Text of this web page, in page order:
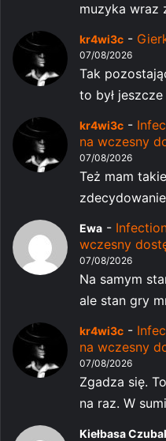
muzyka wraz
kr4wi3c -
07/08/2026
Tak
to był jeszcze
kr4wi3c -
na wczesny
07/08/2026
Też mam
Ewa -
wczesny
07/08/2026
Na samym
ale stan gry
kr4wi3c -
na wczesny
07/08/2026
Zgadza się.
na raz. W
Kiełbasa